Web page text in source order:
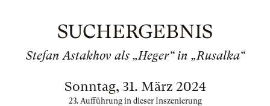
SUCHERGEBNIS
Stefan Astakhov als „Heger“ in „Rusalka“
Sonntag, 31. März 2024
23. Aufführung in dieser Inszenierung